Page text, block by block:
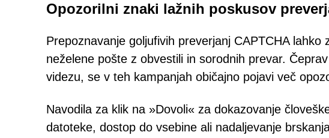
Opozorilni znaki lažnih poskusov
Prepoznavanje goljufivih preverjanj CAPTCHA
neželene pošte z obvestili in sorodnih prevar.
videzu, se v teh kampanjah običajno pojavi več
Navodila za klik na »Dovoli« za dokazovanje
datoteke, dostop do vsebine ali nadaljevanje